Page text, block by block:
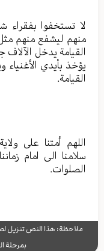
لا تستخفوا بفقراء
منهم ليشفع منهم
القيامة يدخل الآلاف
يؤخذ بأيدي الأغنياء
القيامة.
اللهم أمتنا على
سلامنا الى امام
الصلوات.
ملاحظة: هذا النص تنزيل
بمرحلة